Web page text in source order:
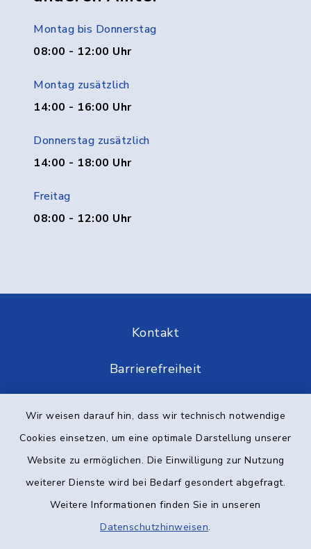
Wir weisen darauf hin, dass wir technisch notwendige
Cookies einsetzen, um eine optimale Darstellung unserer
Website zu ermöglichen. Die Einwilligung zur Nutzung
weiterer Dienste wird bei Bedarf gesondert abgefragt.
Weitere Informationen finden Sie in unseren
Datenschutzhinweisen.
Montag bis Donnerstag
08:00 - 12:00 Uhr
Montag zusätzlich
14:00 - 16:00 Uhr
Donnerstag zusätzlich
14:00 - 18:00 Uhr
Freitag
08:00 - 12:00 Uhr
Kontakt
Barrierefreiheit
Impressum
Elektronische Kommunikation